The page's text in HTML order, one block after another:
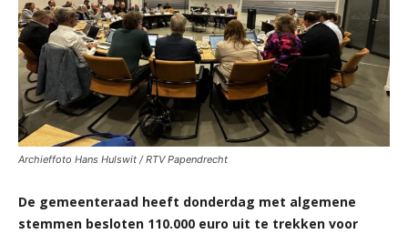
Archieffoto Hans Hulswit / RTV Papendrecht
De gemeenteraad heeft donderdag met algemene
stemmen besloten 110.000 euro uit te trekken voor